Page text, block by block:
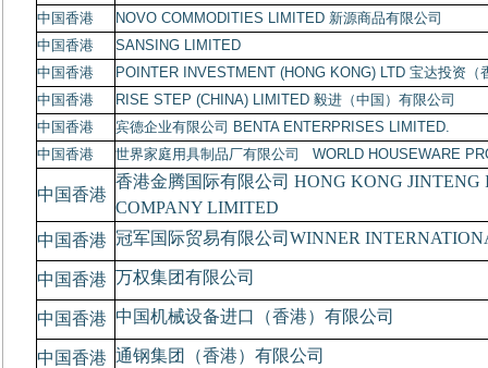
中国香港
NOVO COMMODITIES LIMITED 新源商品有限公司
中国香港
SANSING LIMITED
中国香港
POINTER INVESTMENT (HONG KONG) LTD宝达投资（
中国香港
RISE STEP (CHINA) LIMITED毅进（中国）有限公司
中国香港
宾德企业有限公司 BENTA ENTERPRISES LIMITED.
中国香港
世界家庭用具制品厂有限公司 WORLD HOUSEWARE
中国香港
香港金腾国际有限公司 HONG KONG
COMPANY LIMITED
中国香港 冠军国际贸易有限公司WINNER
中国香港 万权集团有限公司
中国香港 中国机械设备进口（香港）有限公司
中国香港 通钢集团（香港）有限公司